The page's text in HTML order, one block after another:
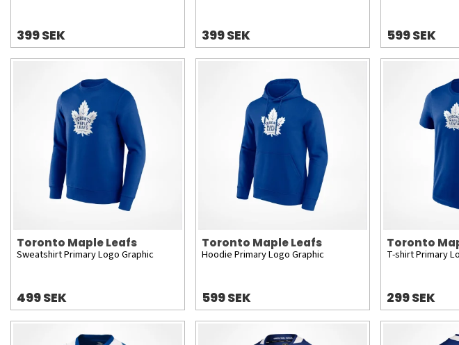
399 SEK 399 SEK 599 SEK
Toronto Maple Leafs
Sweatshirt Primary Logo Graphic
499 SEK
Toronto Maple Leafs
Hoodie Primary Logo Graphic
599 SEK
Toronto
T-shirt Primary
299 SEK